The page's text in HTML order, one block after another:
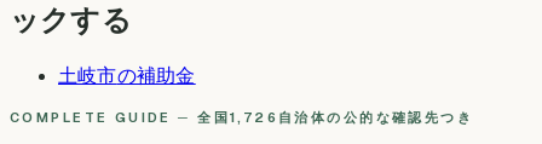
ックする
土岐市の補助金
COMPLETE GUIDE ─ 全国1,726自治体の公的な確認先つき